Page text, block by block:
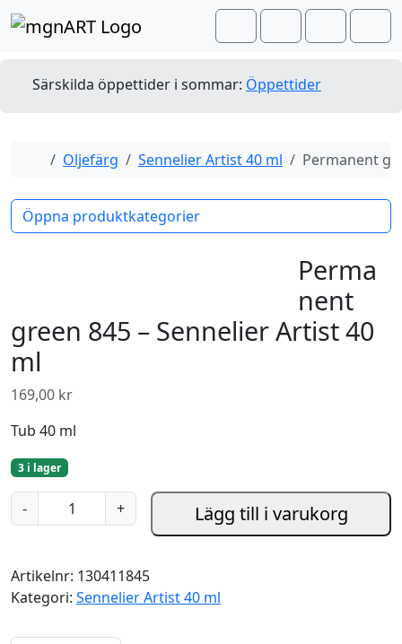
Skip to content
Skip to footer
SearchAccount
Cart
Särskilda öppettider i sommar: Öppettider
Home
Oljefärg Sennelier Artist 40 ml Permanent
Öppna produktkategorier
Perma
nent
green 845 – Sennelier Artist 40
ml
169,00 kr
Tub 40 ml
3 i lager
-
e
m
a
n
+ Lägg till i varukorg
Artikelnr: 130411845
Kategori: Sennelier Artist 40 ml